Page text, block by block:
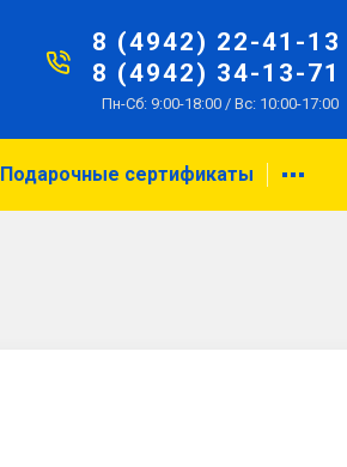
8 (4942) 22-41-13
8 (4942) 34-13-71
Пн-Сб: 9:00-18:00 / Вс: 10:00-17:00
Подарочные сертификаты